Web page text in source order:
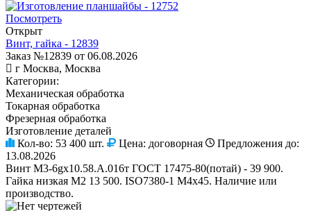
Посмотреть
Открыт
Винт, гайка - 12839
Заказ №12839 от 06.08.2026
г Москва, Москва
Категории:
Механическая обработка
Токарная обработка
Фрезерная обработка
Изготовление деталей
Кол-во: 53 400 шт. Цена: договорная
Предложения до:
13.08.2026
Винт М3-6gх10.58.А.016т ГОСТ 17475-80(потай) - 39 900.
Гайка низкая М2 13 500. ISO7380-1 М4х45. Наличие или
производство.